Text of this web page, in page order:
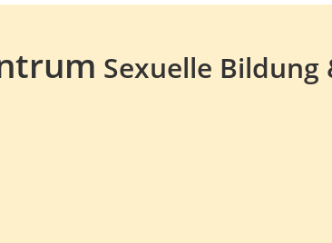
Sexuelle